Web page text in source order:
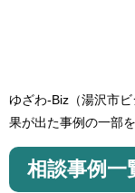
ゆざわ-Biz（湯沢市
果が出た事例の一部
相談事例一